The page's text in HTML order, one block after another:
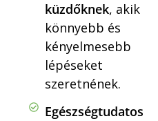
küzdőknek, akik
könnyebb és
kényelmesebb
lépéseket
szeretnének.
Egészségtudatos